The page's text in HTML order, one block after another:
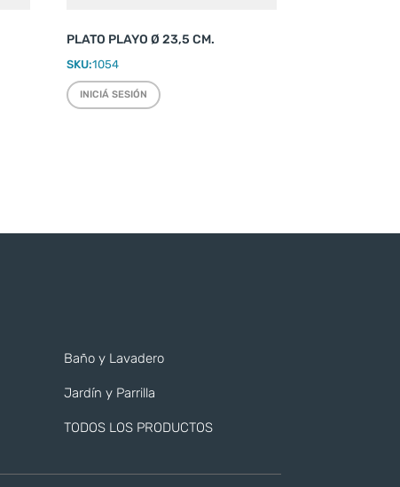
PLATO PLAYO Ø 23,5 CM.
SKU:1054
INICIÁ SESIÓN
Baño y Lavadero
Jardín y Parrilla
TODOS LOS PRODUCTOS